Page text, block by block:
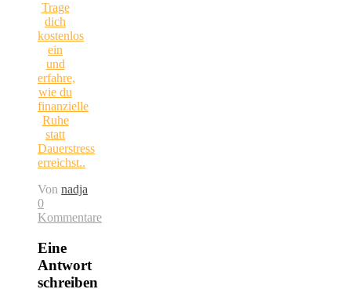
Trage
dich
kostenlos
ein
und
erfahre,
wie du
finanzielle
Ruhe
statt
Dauerstress
erreichst..
Von nadja
0
Kommentare
Eine
Antwort
schreiben